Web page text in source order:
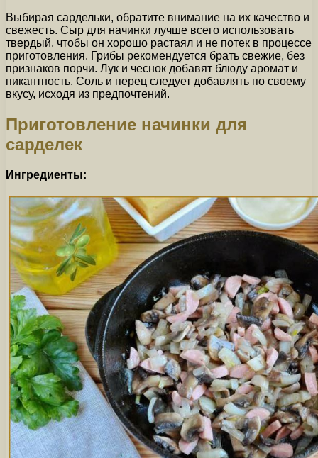
Выбирая сардельки, обратите внимание на их качество и
свежесть. Сыр для начинки лучше всего использовать
твердый, чтобы он хорошо растаял и не потек в процессе
приготовления. Грибы рекомендуется брать свежие, без
признаков порчи. Лук и чеснок добавят блюду аромат и
пикантность. Соль и перец следует добавлять по своему
вкусу, исходя из предпочтений.
Приготовление начинки для
сарделек
Ингредиенты: